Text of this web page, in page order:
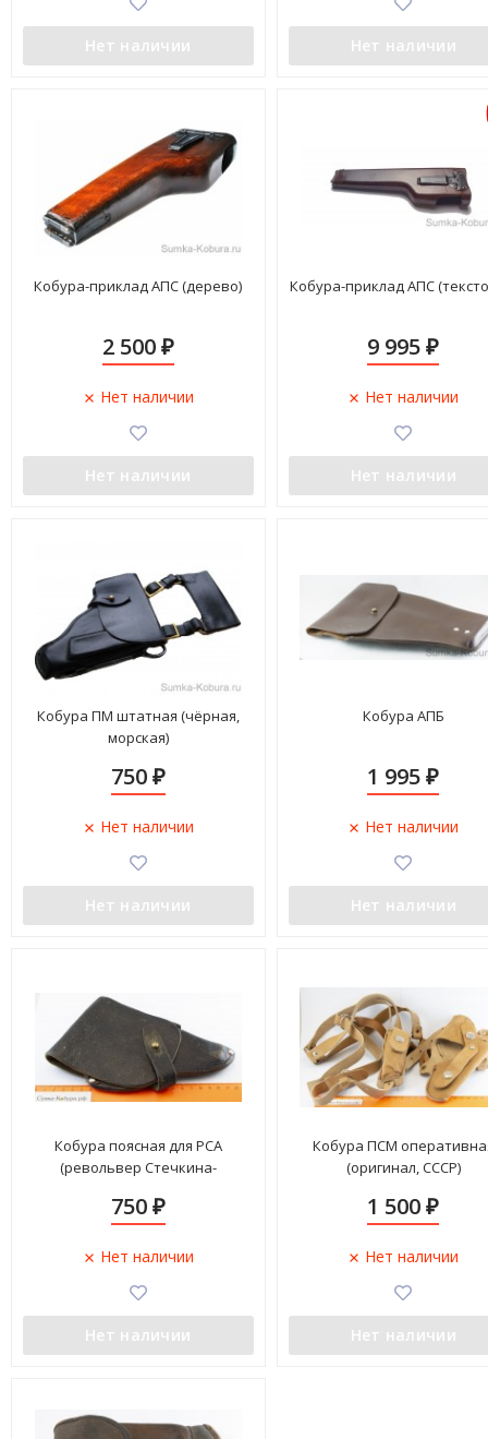
Нет наличии Нет наличии
Кобура-приклад АПС (дерево)
2 500 ₽
Нет наличии
Нет наличии
Кобура-приклад АПС
9 995₽
Нет наличии
Нет наличии
Кобура ПМ штатная (чёрная,
морская)
750 ₽
Нет наличии
Нет наличии
Кобура АПБ
1 995₽
Нет наличии
Нет наличии
Кобура поясная для РСА
(револьвер Стечкина-
750 ₽
Нет наличии
Нет наличии
Кобура ПСМ
(оригинал, СССР)
1 500₽
Нет наличии
Нет наличии